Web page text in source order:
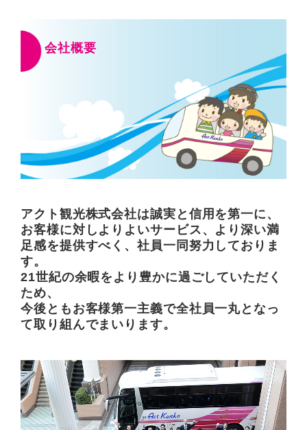
会社概要
アクト観光株式会社は誠実と信用を第一に、
お客様に対しよりよいサービス、より深い満
足感を提供すべく、社員一同努力しておりま
す。
21世紀の余暇をより豊かに過ごしていただく
ため、
今後ともお客様第一主義で全社員一丸となっ
て取り組んでまいります。